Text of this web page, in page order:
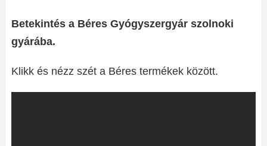
Betekintés a Béres Gyógyszergyár szolnoki
gyárába.
Klikk és nézz szét a Béres termékek között.